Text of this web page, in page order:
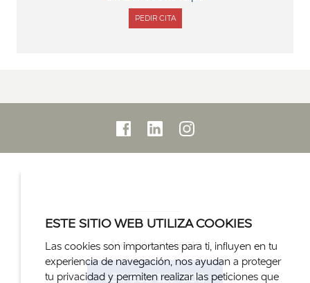
PEDIR CITA
CON
Atención al cliente
+34 932 122 300
ESTE SITIO WEB UTILIZA COOKIES
Las cookies son importantes para ti, influyen en tu
experiencia de navegación, nos ayudan a proteger
tu privacidad y permiten realizar las peticiones que